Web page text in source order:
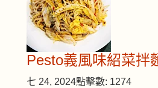
Pesto義風味紹菜拌
七 24, 2024點擊數: 1274